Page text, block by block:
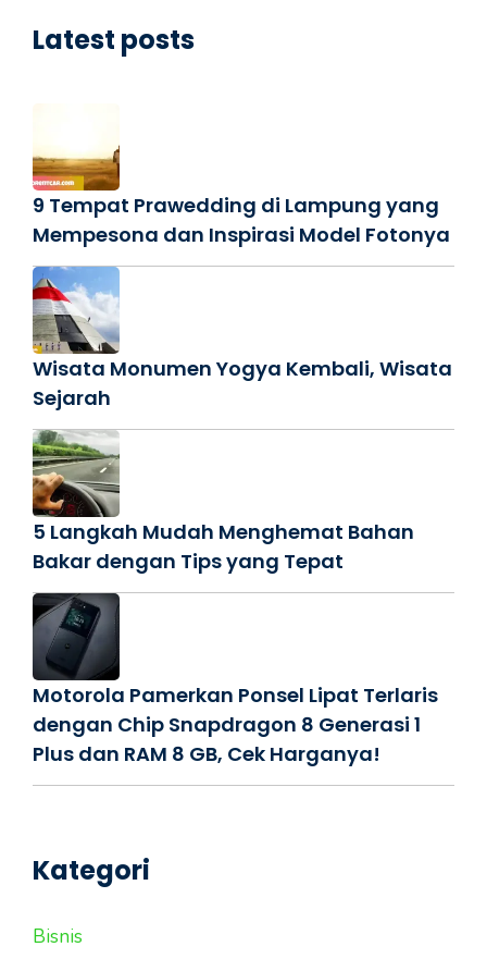
Latest posts
9 Tempat Prawedding di Lampung yang
Mempesona dan Inspirasi Model Fotonya
Wisata Monumen Yogya Kembali, Wisata
Sejarah
5 Langkah Mudah Menghemat Bahan
Bakar dengan Tips yang Tepat
Motorola Pamerkan Ponsel Lipat Terlaris
dengan Chip Snapdragon 8 Generasi 1
Plus dan RAM 8 GB, Cek Harganya!
Kategori
Bisnis